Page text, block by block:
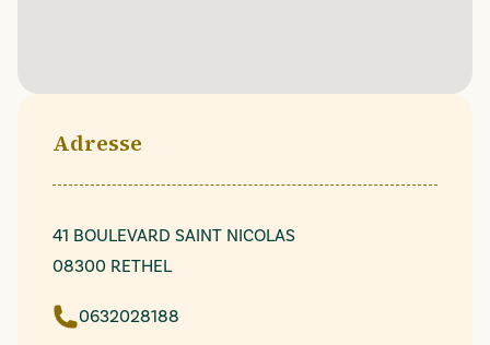
Adresse
41 BOULEVARD SAINT NICOLAS
08300 RETHEL
0632028188